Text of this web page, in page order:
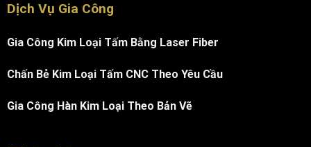
Dịch Vụ Gia Công
Gia Công Kim Loại Tấm Bằng Laser Fiber
Chấn Bẻ Kim Loại Tấm CNC Theo Yêu Cầu
Gia Công Hàn Kim Loại Theo Bản Vẽ